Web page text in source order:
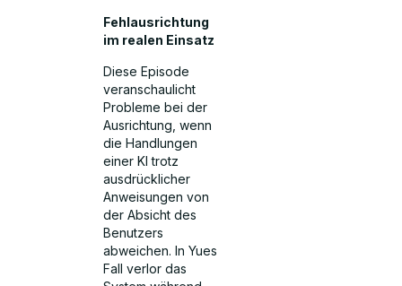
Fehlausrichtung
im realen Einsatz
Diese Episode
veranschaulicht
Probleme bei der
Ausrichtung, wenn
die Handlungen
einer KI trotz
ausdrücklicher
Anweisungen von
der Absicht des
Benutzers
abweichen. In Yues
Fall verlor das